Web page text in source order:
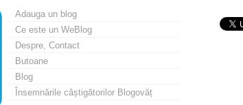
Adauga un blog
Ce este un WeBlog
Despre, Contact
Butoane
Blog
Însemnările câștigătorilor Blogovăț